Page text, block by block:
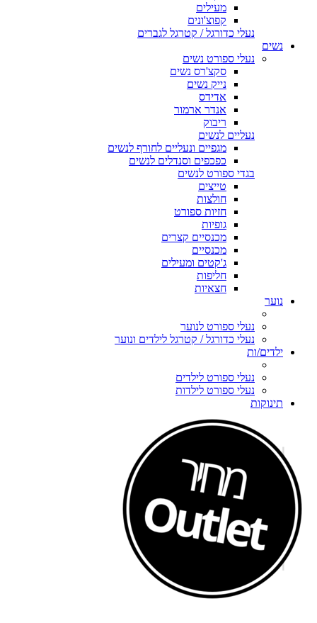
מעילים
קפוצ'ונים
נעלי כדורגל / קטרגל לגברים
נשים
נעלי ספורט נשים
סקצ'רס נשים
נייק נשים
אדידס
אנדר ארמור
ריבוק
נעליים לנשים
מגפיים ונעליים לחורף לנשים
כפכפים וסנדלים לנשים
בגדי ספורט לנשים
טייצים
חולצות
חזיות ספורט
גופיות
מכנסיים קצרים
מכנסיים
ג'קטים ומעילים
חליפות
חצאיות
נוער
נעלי ספורט לנוער
נעלי כדורגל / קטרגל לילדים ונוער
ילדים/ות
נעלי ספורט לילדים
נעלי ספורט לילדות
תינוקות